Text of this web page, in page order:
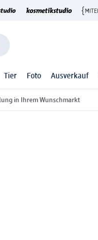
Tier Foto Ausverkauf
in Ihrem Wunschmarkt